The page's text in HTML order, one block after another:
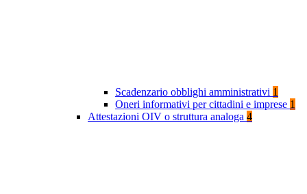
Scadenzario obblighi amministrativi 1
Oneri informativi per cittadini e imprese 1
Attestazioni OIV o struttura analoga 4